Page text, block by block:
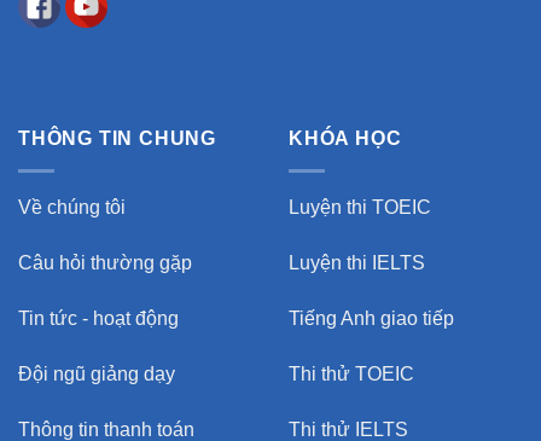
THÔNG TIN CHUNG
Về chúng tôi
Câu hỏi thường gặp
Tin tức - hoạt động
Đội ngũ giảng dạy
Thông tin thanh toán
KHÓA HỌC
Luyện thi TOEIC
Luyện thi IELTS
Tiếng Anh giao tiếp
Thi thử TOEIC
Thi thử IELTS